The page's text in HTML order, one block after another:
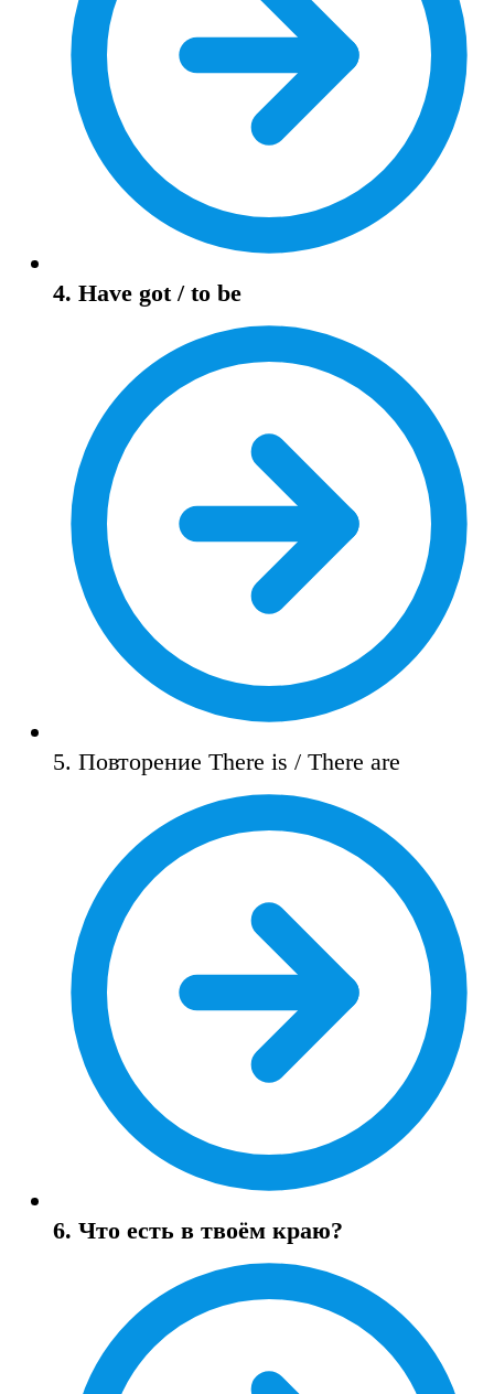
4. Have got / to be
5. Повторение There is / There are
6. Что есть в твоём краю?